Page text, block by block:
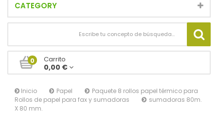
CATEGORY
0 Carrito
0,00 €
Inicio
Papel
Rollos de papel para fax y sumadoras
Paquete 8 rollos papel térmico para
sumadoras 80m.
X 80 mm.